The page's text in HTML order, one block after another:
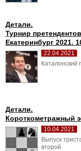
Детали.
Турнир
Екатеринбург 2021.
22.04.2021
Каталонский
Детали.
Короткометражный
10.04.2021
Выпуск
второй